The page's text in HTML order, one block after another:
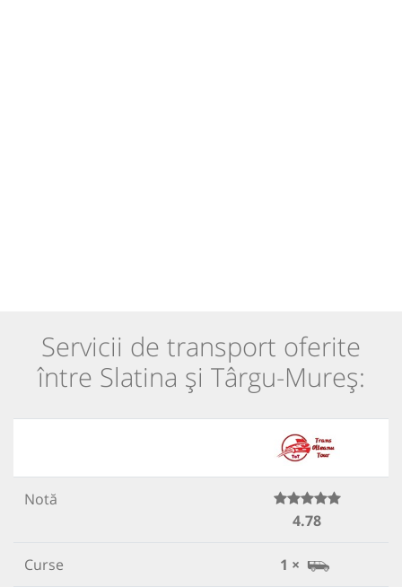
Servicii de transport oferite
între Slatina și Târgu-Mureș:
Notă
4.78
Curse 1 ×